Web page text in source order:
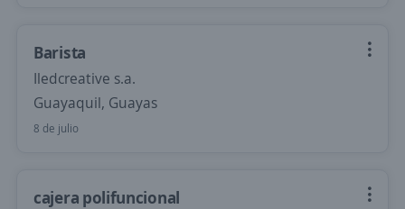
Barista
Iledcreative s.a.
Guayaquil, Guayas
8 de julio
cajera polifuncional